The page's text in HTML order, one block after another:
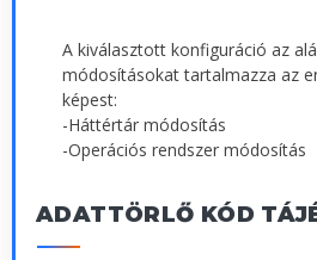
A kiválasztott konfiguráció az
módosításokat tartalmazza az
képest:
-Háttértár módosítás
-Operációs rendszer módosítás
ADATTÖRLŐ KÓD